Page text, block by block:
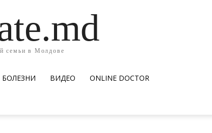
семьи в Молдове
БОЛЕЗНИ ВИДЕО ОNLINE DOCTOR